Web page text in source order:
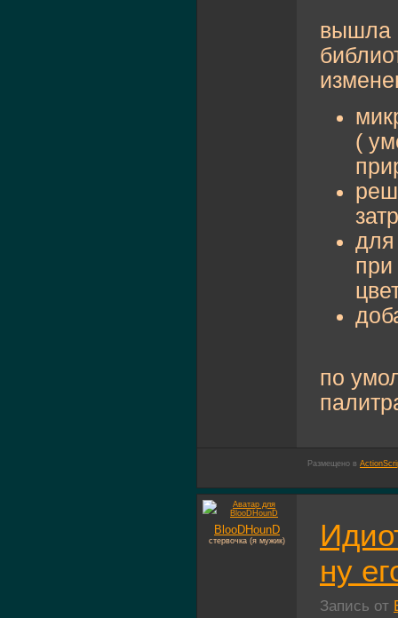
вышла
(
для
при
по
Размещено в
BlooDHounD
стервочка (я мужик)
ну
Запись от